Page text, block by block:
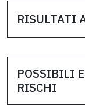
RISULTATI
POSSIBILI
RISCHI